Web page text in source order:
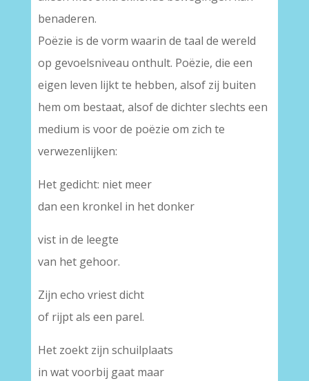
benaderen.
Poëzie is de vorm waarin de taal de wereld
op gevoelsniveau onthult. Poëzie, die een
eigen leven lijkt te hebben, alsof zij buiten
hem om bestaat, alsof de dichter slechts een
medium is voor de poëzie om zich te
verwezenlijken:
Het gedicht: niet meer
dan een kronkel in het donker
vist in de leegte
van het gehoor.
Zijn echo vriest dicht
of rijpt als een parel.
Het zoekt zijn schuilplaats
in wat voorbij gaat maar